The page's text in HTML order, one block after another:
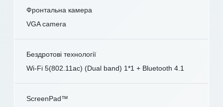
Фронтальна камера
VGA camera
Бездротові технології
Wi-Fi 5(802.11ac) (Dual band) 1*1 + Bluetooth 4.1
ScreenPad™